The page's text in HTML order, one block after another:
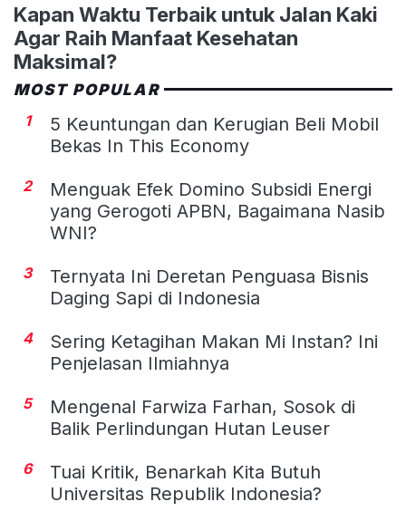
Kapan Waktu Terbaik untuk Jalan Kaki
Agar Raih Manfaat Kesehatan
Maksimal?
MOST POPULAR
1
5 Keuntungan dan Kerugian Beli Mobil
Bekas In This Economy
2
Menguak Efek Domino Subsidi Energi
yang Gerogoti APBN, Bagaimana Nasib
WNI?
3
Ternyata Ini Deretan Penguasa Bisnis
Daging Sapi di Indonesia
4
Sering Ketagihan Makan Mi Instan? Ini
Penjelasan Ilmiahnya
5
Mengenal Farwiza Farhan, Sosok di
Balik Perlindungan Hutan Leuser
6
Tuai Kritik, Benarkah Kita Butuh
Universitas Republik Indonesia?